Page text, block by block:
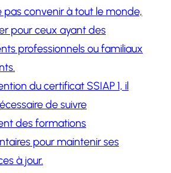
pas convenir à tout le monde,
pour ceux ayant des
professionnels ou familiaux
du certificat SSIAP 1, il
de suivre
des formations
pour maintenir ses
à jour.